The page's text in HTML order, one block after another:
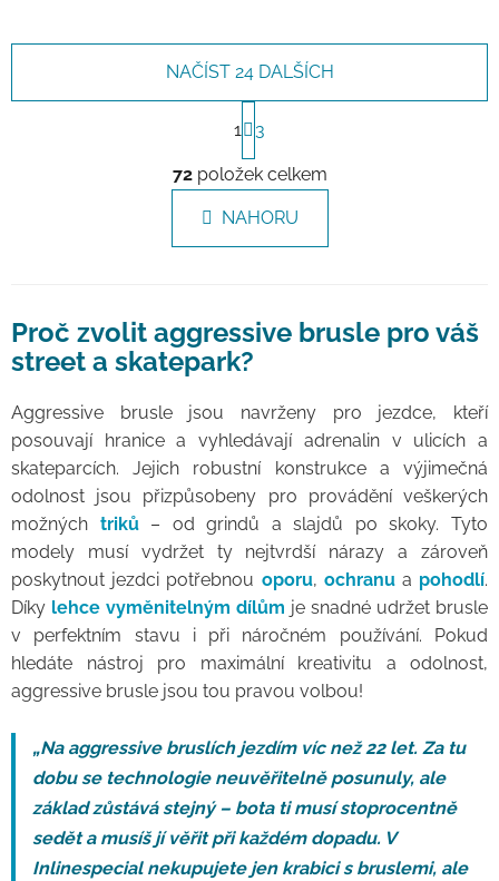
Ovládací prvky výpisu
NAČÍST 24 DALŠÍCH
1 3
72položek celkem
NAHORU
Proč zvolit aggressive brusle pro váš
street a skatepark?
Aggressive brusle jsou navrženy pro jezdce, kteří
posouvají hranice a vyhledávají adrenalin v ulicích a
skateparcích. Jejich robustní konstrukce a výjimečná
odolnost jsou přizpůsobeny pro provádění veškerých
možných triků– od grindů a slajdů po skoky. Tyto
modely musí vydržet ty nejtvrdší nárazy a zároveň
poskytnout jezdci potřebnou oporu, ochranua pohodlí.
Díky lehce vyměnitelným dílům je snadné udržet brusle
v perfektním stavu i při náročném používání. Pokud
hledáte nástroj pro maximální kreativitu a odolnost,
aggressive brusle jsou tou pravou volbou!
„Na aggressive bruslích jezdím víc než 22 let. Za tu
dobu se technologie neuvěřitelně posunuly, ale
základ zůstává stejný – bota ti musí stoprocentně
sedět a musíš jí věřit při každém dopadu. V
Inlinespecial nekupujete jen krabici s bruslemi, ale